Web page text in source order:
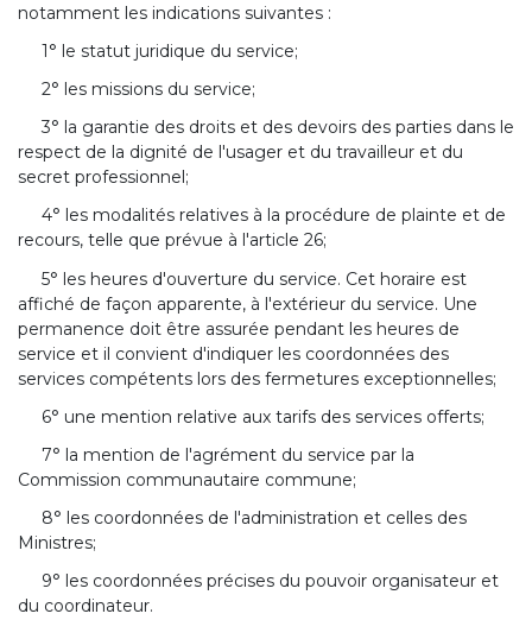
notamment les indications suivantes :
1° le statut juridique du service;
2° les missions du service;
3° la garantie des droits et des devoirs des parties dans le
respect de la dignité de l'usager et du travailleur et du
secret professionnel;
4° les modalités relatives à la procédure de plainte et de
recours, telle que prévue à l'article 26;
5° les heures d'ouverture du service. Cet horaire est
affiché de façon apparente, à l'extérieur du service. Une
permanence doit être assurée pendant les heures de
service et il convient d'indiquer les coordonnées des
services compétents lors des fermetures exceptionnelles;
6° une mention relative aux tarifs des services offerts;
7° la mention de l'agrément du service par la
Commission communautaire commune;
8° les coordonnées de l'administration et celles des
Ministres;
9° les coordonnées précises du pouvoir organisateur et
du coordinateur.